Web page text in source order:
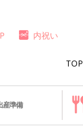
TOP
内祝い
産準備